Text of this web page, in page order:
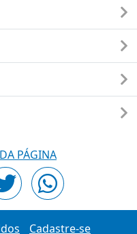
PÁGINA
Cadastre-se